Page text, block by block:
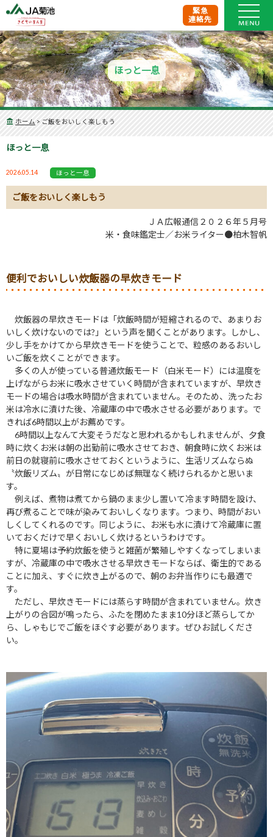
緊急
連絡先
ほっと一息
ホーム > ご飯をおいしく楽しもう
ほっと一息
2026.05.14 ほっと一息
ご飯をおいしく楽しもう
ＪＡ広報通信２０２６年５月号
米・食味鑑定士／お米ライター●柏木智帆
便利でおいしい炊飯器の早炊きモード
炊飯器の早炊きモードは「炊飯時間が短縮されるので、あまりお
いしく炊けないのでは?」という声を聞くことがあります。しかし、
少し手をかけてから早炊きモードを使うことで、粒感のあるおいし
いご飯を炊くことができます。
多くの人が使っている普通炊飯モード（白米モード）には温度を
上げながらお米に吸水させていく時間が含まれていますが、早炊き
モードの場合は吸水時間が含まれていません。そのため、洗ったお
米は冷水に漬けた後、冷蔵庫の中で吸水させる必要があります。で
きれば6時間以上がお薦めです。
6時間以上なんて大変そうだなと思われるかもしれませんが、夕食
時に炊くお米は朝の出勤前に吸水させておき、朝食時に炊くお米は
前日の就寝前に吸水させておくというように、生活リズムならぬ
〝炊飯リズム〟が日常になじめば無理なく続けられるかと思いま
す。
例えば、煮物は煮てから鍋のまま少し置いて冷ます時間を設け、
再び煮ることで味が染みておいしくなります。つまり、時間がおい
しくしてくれるのです。同じように、お米も水に漬けて冷蔵庫に置
いておくだけで早くおいしく炊けるというわけです。
特に夏場は予約炊飯を使うと雑菌が繁殖しやすくなってしまいま
すが、冷蔵庫の中で吸水させる早炊きモードならば、衛生的である
ことに加え、すぐに炊き上がるので、朝のお弁当作りにも最適で
す。
ただし、早炊きモードには蒸らす時間が含まれていません。炊き
上がりの合図が鳴ったら、ふたを閉めたまま10分ほど蒸らしてか
ら、しゃもじでご飯をほぐす必要があります。ぜひお試しくださ
い。